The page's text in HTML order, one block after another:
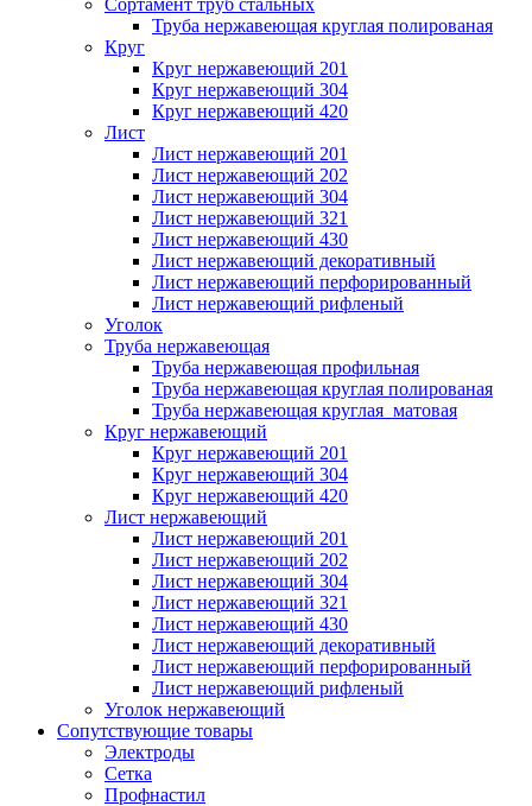
Сортамент труб стальных
Труба нержавеющая круглая полированая
Круг
Круг нержавеющий 201
Круг нержавеющий 304
Круг нержавеющий 420
Лист
Лист нержавеющий 201
Лист нержавеющий 202
Лист нержавеющий 304
Лист нержавеющий 321
Лист нержавеющий 430
Лист нержавеющий декоративный
Лист нержавеющий перфорированный
Лист нержавеющий рифленый
Уголок
Труба нержавеющая
Труба нержавеющая профильная
Труба нержавеющая круглая полированая
Труба нержавеющая круглая матовая
Круг нержавеющий
Круг нержавеющий 201
Круг нержавеющий 304
Круг нержавеющий 420
Лист нержавеющий
Лист нержавеющий 201
Лист нержавеющий 202
Лист нержавеющий 304
Лист нержавеющий 321
Лист нержавеющий 430
Лист нержавеющий декоративный
Лист нержавеющий перфорированный
Лист нержавеющий рифленый
Уголок нержавеющий
Cопутствующие товары
Электроды
Сетка
Профнастил